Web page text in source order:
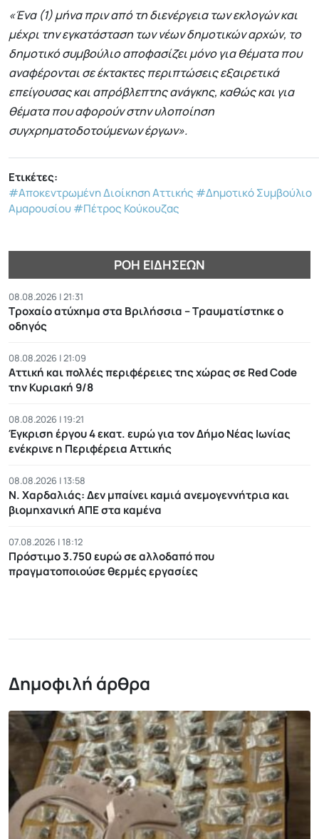
«Ένα (1) μήνα πριν από τη διενέργεια των εκλογών και
μέχρι την εγκατάσταση των νέων δημοτικών αρχών, το
δημοτικό συμβούλιο αποφασίζει μόνο για θέματα που
αναφέρονται σε έκτακτες περιπτώσεις εξαιρετικά
επείγουσας και απρόβλεπτης ανάγκης, καθώς και για
θέματα που αφορούν στην υλοποίηση
συγχρηματοδοτούμενων έργων».
Ετικέτες:
#Αποκεντρωμένη Διοίκηση Αττικής #Δημοτικό Συμβούλιο
Αμαρουσίου #Πέτρος Κούκουζας
ΡΟΉ ΕΙΔΉΣΕΩΝ
08.08.2026 | 21:31
Τροχαίο ατύχημα στα Βριλήσσια – Τραυματίστηκε ο
οδηγός
08.08.2026 | 21:09
Αττική και πολλές περιφέρειες της χώρας σε Red Code
την Κυριακή 9/8
08.08.2026 | 19:21
Έγκριση έργου 4 εκατ. ευρώ για τον Δήμο Νέας Ιωνίας
ενέκρινε η Περιφέρεια Αττικής
08.08.2026 | 13:58
Ν. Χαρδαλιάς: Δεν μπαίνει καμιά ανεμογεννήτρια και
βιομηχανική ΑΠΕ στα καμένα
07.08.2026 | 18:12
Πρόστιμο 3.750 ευρώ σε αλλοδαπό που
πραγματοποιούσε θερμές εργασίες
Δημοφιλή άρθρα